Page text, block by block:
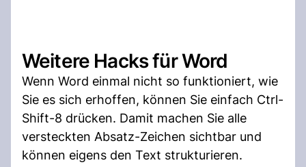
Weitere Hacks für Word
Wenn Word einmal nicht so funktioniert, wie
Sie es sich erhoffen, können Sie einfach Ctrl-
Shift-8 drücken. Damit machen Sie alle
versteckten Absatz-Zeichen sichtbar und
können eigens den Text strukturieren.